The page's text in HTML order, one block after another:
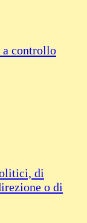
a controllo
di
o di